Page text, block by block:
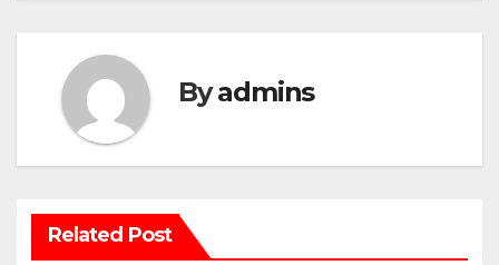
Byadmins
Related Post